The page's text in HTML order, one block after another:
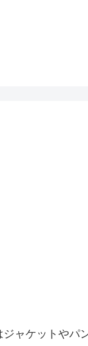
ャケットやパ